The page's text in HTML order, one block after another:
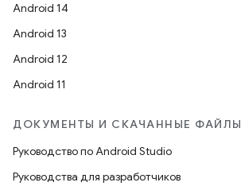
Android 14
Android 13
Android 12
Android 11
ДОКУМЕНТЫ И СКАЧАННЫЕ ФАЙЛЫ
Руководство по Android Studio
Руководства для разработчиков